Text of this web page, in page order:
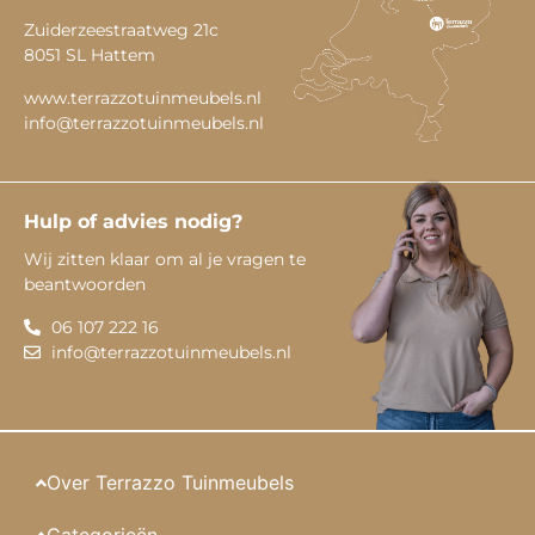
Zuiderzeestraatweg 21c
8051 SL Hattem
www.terrazzotuinmeubels.nl
info@terrazzotuinmeubels.nl
Hulp of advies nodig?
Wij zitten klaar om al je vragen te
beantwoorden
06 107 222 16
info@terrazzotuinmeubels.nl
Over Terrazzo Tuinmeubels